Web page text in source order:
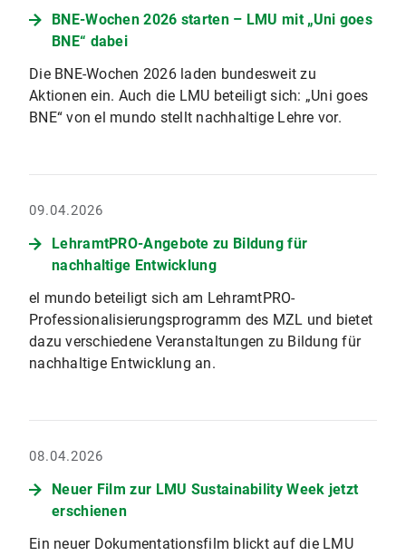
BNE-Wochen 2026 starten – LMU mit „Uni goes
BNE“ dabei
Die BNE-Wochen 2026 laden bundesweit zu
Aktionen ein. Auch die LMU beteiligt sich: „Uni goes
BNE“ von el mundo stellt nachhaltige Lehre vor.
09.04.2026
LehramtPRO-Angebote zu Bildung für
nachhaltige Entwicklung
el mundo beteiligt sich am LehramtPRO-
Professionalisierungsprogramm des MZL und bietet
dazu verschiedene Veranstaltungen zu Bildung für
nachhaltige Entwicklung an.
08.04.2026
Neuer Film zur LMU Sustainability Week jetzt
erschienen
Ein neuer Dokumentationsfilm blickt auf die LMU